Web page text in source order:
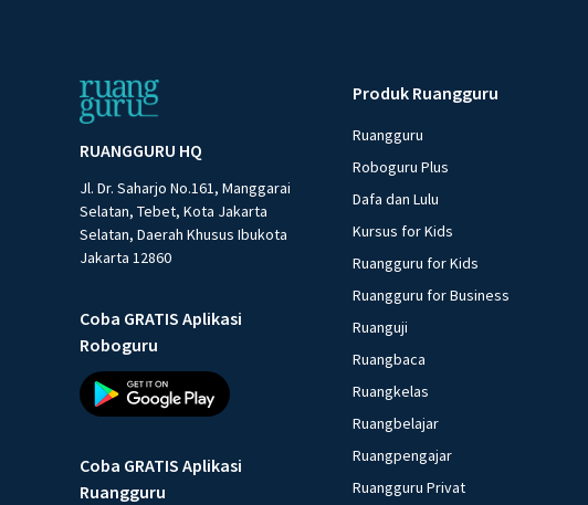
RUANGGURU HQ
Jl. Dr. Saharjo No.161, Manggarai
Selatan, Tebet, Kota Jakarta
Selatan, Daerah Khusus Ibukota
Jakarta 12860
Coba GRATIS Aplikasi
Roboguru
Coba GRATIS Aplikasi
Ruangguru
Produk Ruangguru
Ruangguru
Roboguru Plus
Dafa dan Lulu
Kursus for Kids
Ruangguru for Kids
Ruangguru for Business
Ruanguji
Ruangbaca
Ruangkelas
Ruangbelajar
Ruangpengajar
Ruangguru Privat